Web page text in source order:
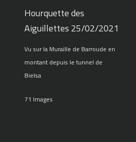
Hourquette des
Aiguillettes 25/02/2021
Vu sur la Muraille de Barroude en
montant depuis le tunnel de
Bielsa
71 Images